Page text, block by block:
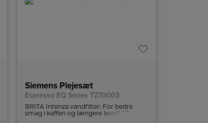
Siemens Plejesæt
Espresso EQ Series TZ70003
BRITA Intenza vandfilter: For bedre
smag i kaffen og længere levetid for